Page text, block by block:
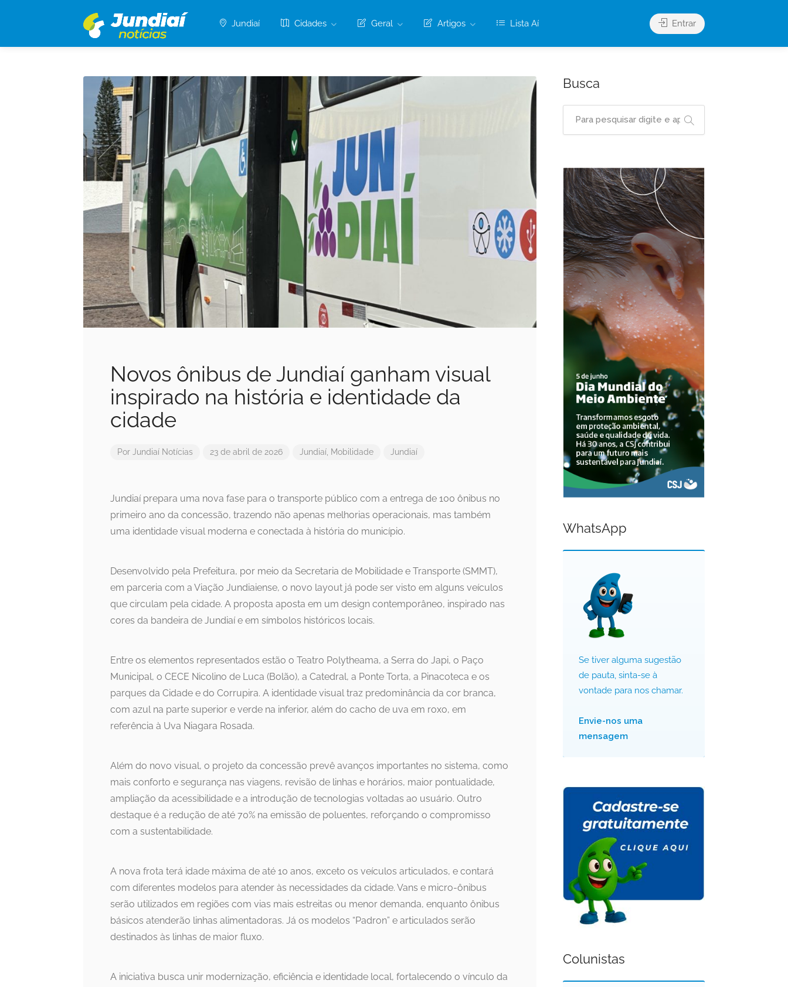
Jundiaí Cidades Geral Artigos Lista Aí Entrar
Novos ônibus de Jundiaí ganham visual
inspirado na história e identidade da
cidade
Por Jundiaí Notícias 23 de abril de 2026 Jundiaí Mobilidade Jundiaí
Jundiaí prepara uma nova fase para o transporte público com a entrega de 100 ônibus no
primeiro ano da concessão, trazendo não apenas melhorias operacionais, mas também
uma identidade visual moderna e conectada à história do município.
Desenvolvido pela Prefeitura, por meio da Secretaria de Mobilidade e Transporte (SMMT),
em parceria com a Viação Jundiaiense, o novo layout já pode ser visto em alguns veículos
que circulam pela cidade. A proposta aposta em um design contemporâneo, inspirado nas
cores da bandeira de Jundiaí e em símbolos históricos locais.
Entre os elementos representados estão o Teatro Polytheama, a Serra do Japi, o Paço
Municipal, o CECE Nicolino de Luca (Bolão), a Catedral, a Ponte Torta, a Pinacoteca e os
parques da Cidade e do Corrupira. A identidade visual traz predominância da cor branca,
com azul na parte superior e verde na inferior, além do cacho de uva em roxo, em
referência à Uva Niagara Rosada.
Além do novo visual, o projeto da concessão prevê avanços importantes no sistema, como
mais conforto e segurança nas viagens, revisão de linhas e horários, maior pontualidade,
ampliação da acessibilidade e a introdução de tecnologias voltadas ao usuário. Outro
destaque é a redução de até 70% na emissão de poluentes, reforçando o compromisso
com a sustentabilidade.
A nova frota terá idade máxima de até 10 anos, exceto os veículos articulados, e contará
com diferentes modelos para atender às necessidades da cidade. Vans e micro-ônibus
serão utilizados em regiões com vias mais estreitas ou menor demanda, enquanto ônibus
básicos atenderão linhas alimentadoras. Já os modelos “Padron” e articulados serão
destinados às linhas de maior fluxo.
A iniciativa busca unir modernização, eficiência e identidade local, fortalecendo o vínculo da
Busca
WhatsApp
Se tiver alguma sugestão
de pauta, sinta-se à
vontade para nos chamar.
Envie-nos uma
mensagem
Colunistas